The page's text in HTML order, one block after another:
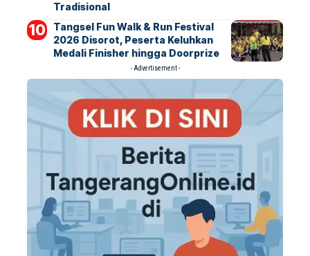
Tradisional
Tangsel Fun Walk & Run Festival
2026 Disorot, Peserta Keluhkan
Medali Finisher hingga Doorprize
- Advertisement -